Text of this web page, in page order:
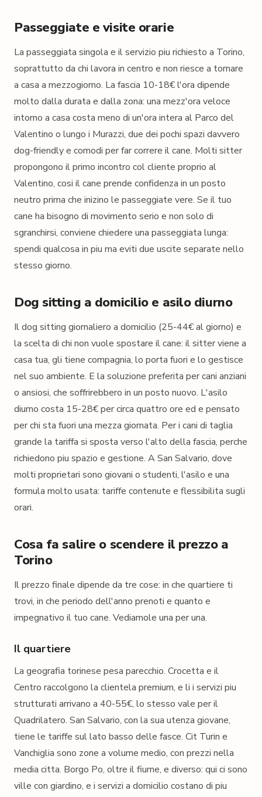
Passeggiate e visite orarie
La passeggiata singola e il servizio piu richiesto a Torino,
soprattutto da chi lavora in centro e non riesce a tornare
a casa a mezzogiorno. La fascia 10-18€ l'ora dipende
molto dalla durata e dalla zona: una mezz'ora veloce
intorno a casa costa meno di un'ora intera al Parco del
Valentino o lungo i Murazzi, due dei pochi spazi davvero
dog-friendly e comodi per far correre il cane. Molti sitter
propongono il primo incontro col cliente proprio al
Valentino, cosi il cane prende confidenza in un posto
neutro prima che inizino le passeggiate vere. Se il tuo
cane ha bisogno di movimento serio e non solo di
sgranchirsi, conviene chiedere una passeggiata lunga:
spendi qualcosa in piu ma eviti due uscite separate nello
stesso giorno.
Dog sitting a domicilio e asilo diurno
Il dog sitting giornaliero a domicilio (25-44€ al giorno) e
la scelta di chi non vuole spostare il cane: il sitter viene a
casa tua, gli tiene compagnia, lo porta fuori e lo gestisce
nel suo ambiente. E la soluzione preferita per cani anziani
o ansiosi, che soffrirebbero in un posto nuovo. L'asilo
diurno costa 15-28€ per circa quattro ore ed e pensato
per chi sta fuori una mezza giornata. Per i cani di taglia
grande la tariffa si sposta verso l'alto della fascia, perche
richiedono piu spazio e gestione. A San Salvario, dove
molti proprietari sono giovani o studenti, l'asilo e una
formula molto usata: tariffe contenute e flessibilita sugli
orari.
Cosa fa salire o scendere il prezzo a
Torino
Il prezzo finale dipende da tre cose: in che quartiere ti
trovi, in che periodo dell'anno prenoti e quanto e
impegnativo il tuo cane. Vediamole una per una.
Il quartiere
La geografia torinese pesa parecchio. Crocetta e il
Centro raccolgono la clientela premium, e li i servizi piu
strutturati arrivano a 40-55€, lo stesso vale per il
Quadrilatero. San Salvario, con la sua utenza giovane,
tiene le tariffe sul lato basso delle fasce. Cit Turin e
Vanchiglia sono zone a volume medio, con prezzi nella
media citta. Borgo Po, oltre il fiume, e diverso: qui ci sono
ville con giardino, e i servizi a domicilio costano di piu